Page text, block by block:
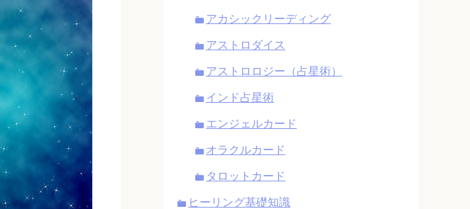
アカシックリーディング
アストロダイス
アストロロジー（占星術）
インド占星術
エンジェルカード
オラクルカード
タロットカード
ヒーリング基礎知識